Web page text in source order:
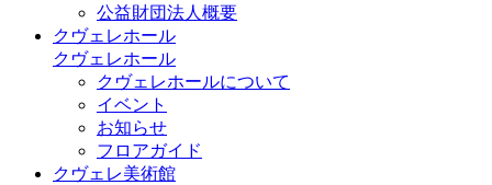
公益財団法人概要
クヴェレホール
クヴェレホール
クヴェレホールについて
イベント
お知らせ
フロアガイド
クヴェレ美術館